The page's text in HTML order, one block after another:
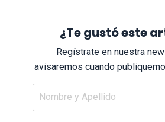
¿Te gustó este
Regístrate en nuestra
avisaremos cuando